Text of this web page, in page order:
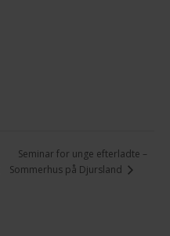
Seminar for unge efterladte –
Sommerhus på Djursland